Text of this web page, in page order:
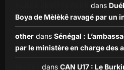
dans
Boya de Mèlèkê ravagé par un
other dans Sénégal :
par le ministère en charge des
dans CAN U17 : Le